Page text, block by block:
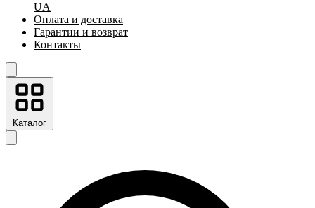
UA
Оплата и доставка
Гарантии и возврат
Контакты
Каталог